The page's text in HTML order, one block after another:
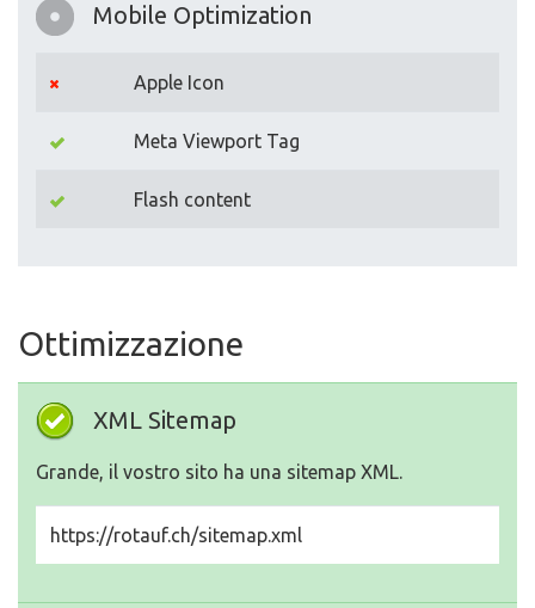
Mobile Optimization
Apple Icon
Meta Viewport Tag
Flash content
Ottimizzazione
XML Sitemap
Grande, il vostro sito ha una sitemap XML.
https://rotauf.ch/sitemap.xml